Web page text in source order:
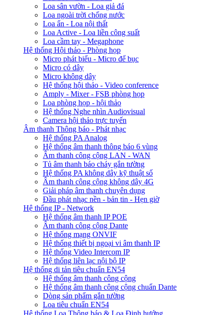
Loa sân vườn - Loa giả đá
Loa ngoài trời chống nước
Loa ẩn - Loa nội thất
Loa Active - Loa liền công suất
Loa cầm tay - Megaphone
Hệ thống Hội thảo - Phòng họp
Micro phát biểu - Micro để bục
Micro có dây
Micro không dây
Hệ thống hội thảo - Video conference
Amply - Mixer - FSB phòng họp
Loa phòng họp - hội thảo
Hệ thống Nghe nhìn Audiovisual
Camera hội thảo trực tuyến
Âm thanh Thông báo - Phát nhạc
Hệ thống PA Analog
Hệ thống âm thanh thông báo 6 vùng
Âm thanh công cộng LAN - WAN
Tủ âm thanh báo cháy gắn tường
Hệ thống PA không dây kỹ thuật số
Âm thanh công cộng không dây 4G
Giải pháp âm thanh chuyên dụng
Đầu phát nhạc nền - bản tin - Hẹn giờ
Hệ thống IP - Network
Hệ thống âm thanh IP POE
Âm thanh công cộng Dante
Hệ thống mạng ONVIF
Hệ thống thiết bị ngoại vi âm thanh IP
Hệ thống Video Intercom IP
Hệ thống liên lạc nội bộ IP
Hệ thống di tản tiêu chuẩn EN54
Hệ thống âm thanh công cộng
Hệ thống âm thanh công cộng chuẩn Dante
Dòng sản phẩm gắn tường
Loa tiêu chuẩn EN54
Hệ thống Loa Thông báo & Loa Định hướng